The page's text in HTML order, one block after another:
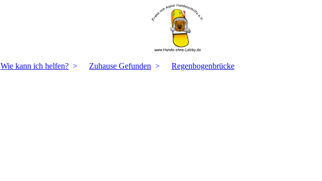
Wie kann ich helfen? Zuhause Gefunden Regenbogenbrücke